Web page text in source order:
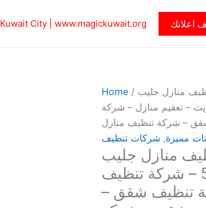
Kuwait City | www.magickuwait.org اعلانك
Home / منازل جليب
تنظيف بالكويت – تعقيم منازل – شركة
– شركة تنظيف منازل
مميزة, شركات تنظيف
منازل جليب
الشيوخ – الاتصال 50464050 – شركة تنظيف
تنظيف شقق –